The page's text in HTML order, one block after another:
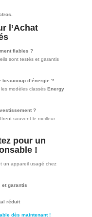
l’Achat
fiables ?
sont testés et garantis
d’énergie ?
modèles classés Energy
?
souvent le meilleur
pour un
!
un appareil usagé chez
et garantis
réduit
dès maintenant !